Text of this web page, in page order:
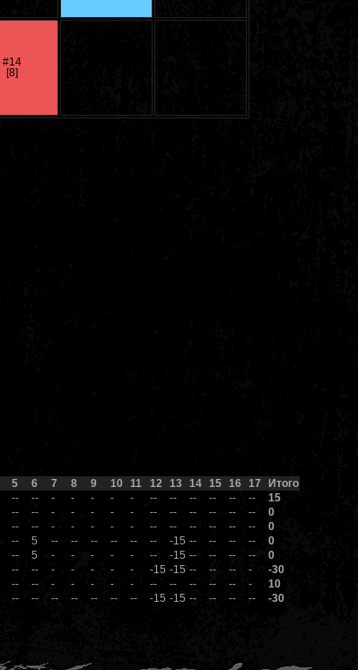
#14
[8]
5 6 7 8 9 10 11 12 13 14 15 16 17
Итого
-- -- - - - - - -- -- -- -- -- --
15
-- -- - - - - - -- -- -- -- -- --
0
-- -- - - - - - -- -- -- -- -- --
0
-- 5 -- -- -- -- -- -- -15 -- -- -- --
0
-- 5 - - - - - -- -15 -- -- -- --
0
-- -- - - - - - -15 -15 -- -- -- -
-30
-- -- - - - - - -- -- -- -- -- -
10
-- -- -- -- -- -- -- -15 -15 -- -- -- -- -30